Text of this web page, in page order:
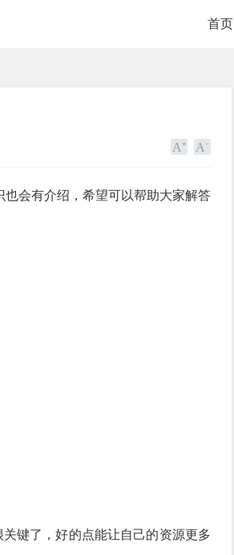
首页
会有介绍，希望可以帮助大家解答
键了，好的点能让自己的资源更多